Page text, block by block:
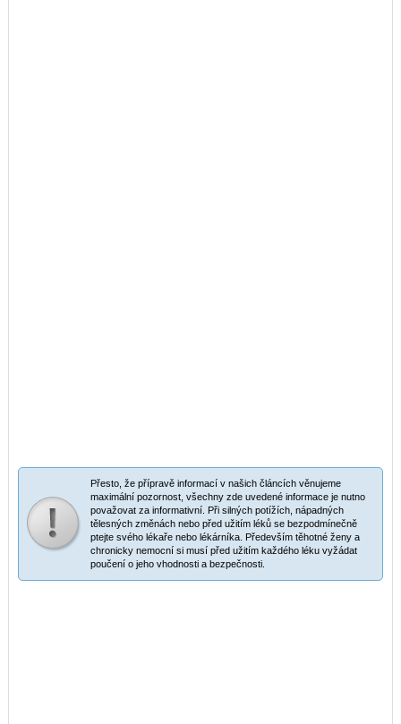
Přesto, že přípravě informací v našich článcích věnujeme
maximální pozornost, všechny zde uvedené informace je nutno
považovat za informativní. Při silných potížích, nápadných
tělesných změnách nebo před užitím léků se bezpodmínečně
ptejte svého lékaře nebo lékárníka. Především těhotné ženy a
chronicky nemocní si musí před užitím každého léku vyžádat
poučení o jeho vhodnosti a bezpečnosti.